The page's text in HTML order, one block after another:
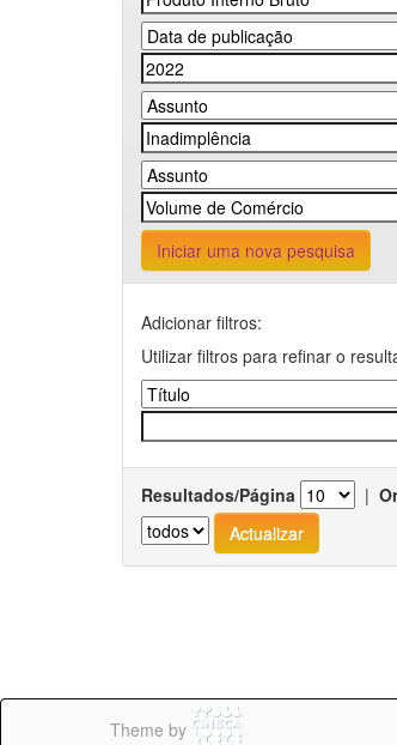
Iniciar uma nova pesquisa
Adicionar filtros:
Utilizar filtros para refinar o
Resultados/Página |
Theme by